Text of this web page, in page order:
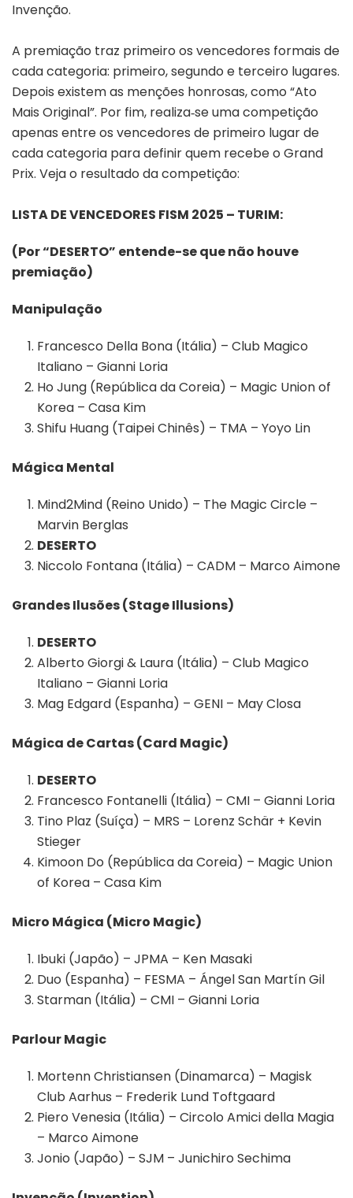
Invenção.
A premiação traz primeiro os vencedores formais de
cada categoria: primeiro, segundo e terceiro lugares.
Depois existem as menções honrosas, como “Ato
Mais Original”. Por fim, realiza‑se uma competição
apenas entre os vencedores de primeiro lugar de
cada categoria para definir quem recebe o Grand
Prix. Veja o resultado da competição:
LISTA DE VENCEDORES FISM 2025 – TURIM:
(Por “DESERTO” entende-se que não houve
premiação)
Manipulação
Francesco Della Bona (Itália) – Club Magico
Italiano – Gianni Loria
Ho Jung (República da Coreia) – Magic Union of
Korea – Casa Kim
Shifu Huang (Taipei Chinês) – TMA – Yoyo Lin
Mágica Mental
Mind2Mind (Reino Unido) – The Magic Circle –
Marvin Berglas
DESERTO
Niccolo Fontana (Itália) – CADM – Marco Aimone
Grandes Ilusões (Stage Illusions)
DESERTO
Alberto Giorgi & Laura (Itália) – Club Magico
Italiano – Gianni Loria
Mag Edgard (Espanha) – GENI – May Closa
Mágica de Cartas (Card Magic)
DESERTO
Francesco Fontanelli (Itália) – CMI – Gianni Loria
Tino Plaz (Suíça) – MRS – Lorenz Schär + Kevin
Stieger
Kimoon Do (República da Coreia) – Magic Union
of Korea – Casa Kim
Micro Mágica (Micro Magic)
Ibuki (Japão) – JPMA – Ken Masaki
Duo (Espanha) – FESMA – Ángel San Martín Gil
Starman (Itália) – CMI – Gianni Loria
Parlour Magic
Mortenn Christiansen (Dinamarca) – Magisk
Club Aarhus – Frederik Lund Toftgaard
Piero Venesia (Itália) – Circolo Amici della Magia
– Marco Aimone
Jonio (Japão) – SJM – Junichiro Sechima